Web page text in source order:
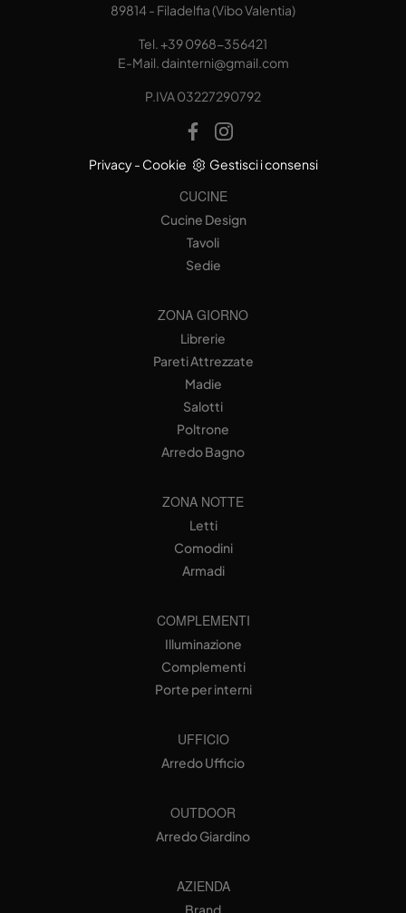
89814 - Filadelfia (Vibo Valentia)
Tel.+39 0968-356421
E-Mail. dainterni@gmail.com
P.IVA 03227290792
Privacy- Cookie Gestisci i consensi
CUCINE
Cucine Design
Tavoli
Sedie
ZONA GIORNO
Librerie
Pareti Attrezzate
Madie
Salotti
Poltrone
Arredo Bagno
ZONA NOTTE
Letti
Comodini
Armadi
COMPLEMENTI
Illuminazione
Complementi
Porte per interni
UFFICIO
Arredo Ufficio
OUTDOOR
Arredo Giardino
AZIENDA
Brand